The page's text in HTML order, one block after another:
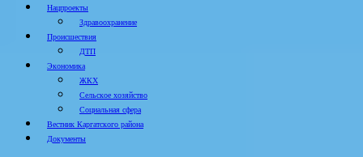
Нацпроекты
Здравоохранение
Происшествия
ДТП
Экономика
ЖКХ
Сельское хозяйство
Социальная сфера
Вестник Каргатского района
Документы